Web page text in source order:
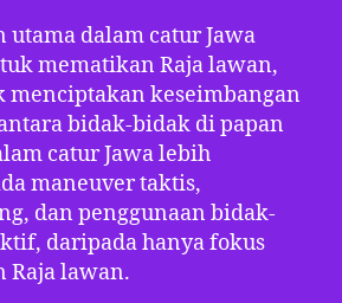
utama dalam catur Jawa
mematikan Raja lawan,
menciptakan keseimbangan
bidak-bidak di papan
catur Jawa lebih
maneuver taktis,
dan penggunaan bidak-
daripada hanya fokus
Raja lawan.